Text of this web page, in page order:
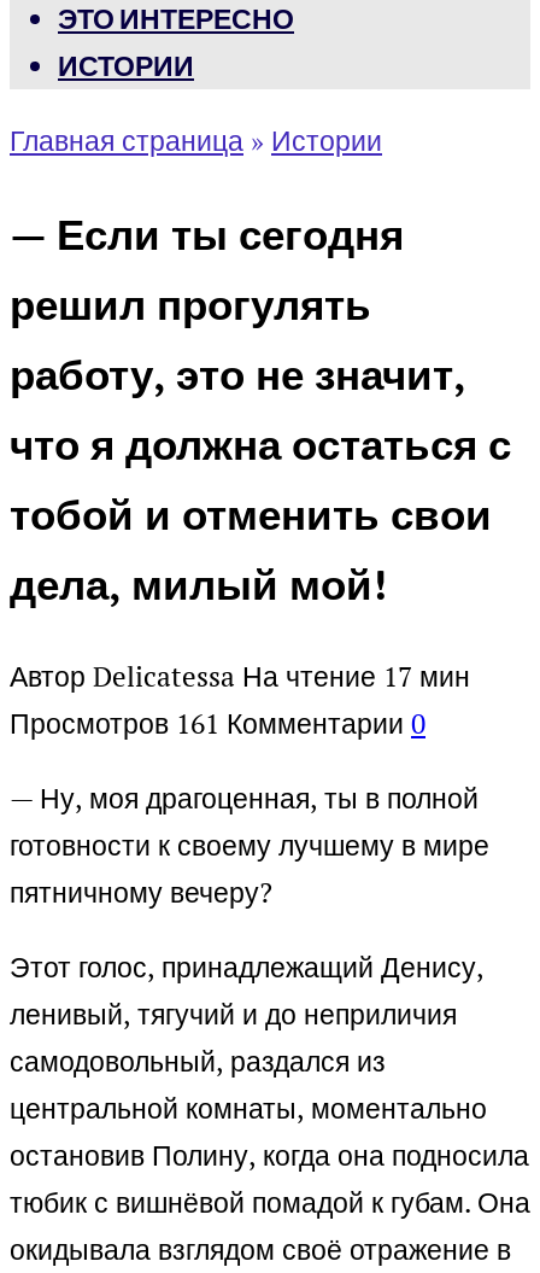
ЭТО ИНТЕРЕСНО
ИСТОРИИ
Главная страница » Истории
— Если ты сегодня
решил прогулять
работу, это не значит,
что я должна остаться с
тобой и отменить свои
дела, милый мой!
Автор Delicatessa На чтение 17 мин
Просмотров 161 Комментарии 0
— Ну, моя драгоценная, ты в полной
готовности к своему лучшему в мире
пятничному вечеру?
Этот голос, принадлежащий Денису,
ленивый, тягучий и до неприличия
самодовольный, раздался из
центральной комнаты, моментально
остановив Полину, когда она подносила
тюбик с вишнёвой помадой к губам. Она
окидывала взглядом своё отражение в